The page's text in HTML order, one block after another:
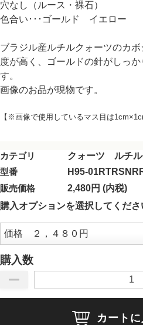
穴なし（ルース・裸石）
色合い･･･ゴールド イエロー
ブラジル産ルチルクォーツのカ
度が高く、ゴールドの針がしっ
す。
画像のお品が現物です。
【※画像で使用しているマス目は
カテゴリ
クォーツ ルチル
型番
H95-
販売価格
2,480円 (内税)
購入オプションを選択してくださ
購入数
カート